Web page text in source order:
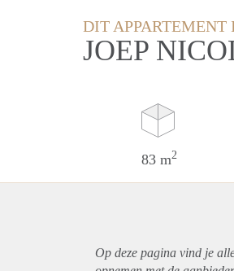
DIT APPARTEMENT
JOEP
83 m2
Op deze pagina vind je